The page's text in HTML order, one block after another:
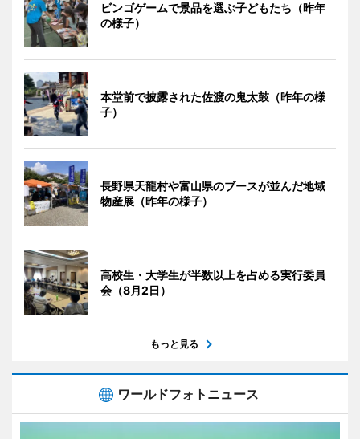
ビンゴゲームで景品を選ぶ子どもたち（昨年
の様子）
本堂前で披露された佐渡の鬼太鼓（昨年の様
子）
長野県天龍村や富山県のブースが並んだ地域
物産展（昨年の様子）
高校生・大学生が半数以上を占める実行委員
会（8月2日）
もっと見る
ワールドフォトニュース